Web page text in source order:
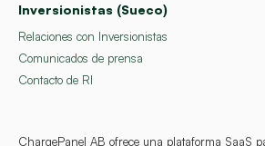
ChargePanel AB ofrece una plataforma SaaS
Inversionistas (Sueco)
Relaciones con Inversionistas
Comunicados de prensa
Contacto de RI